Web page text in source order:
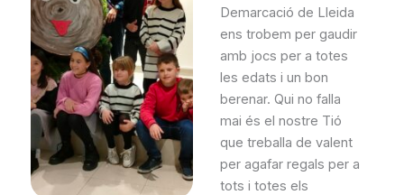
Demarcació de Lleida
ens trobem per gaudir
amb jocs per a totes
les edats i un bon
berenar. Qui no falla
mai és el nostre Tió
que treballa de valent
per agafar regals per a
tots i totes els